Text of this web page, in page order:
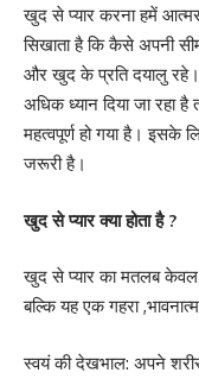
खुद से प्यार करना हमें
सिखाता है कि कैसे अपनी
और खुद के प्रति दयालु रहे।
अधिक ध्यान दिया जा रहा
महत्वपूर्ण हो गया है। इसके
जरूरी है।
खुद से प्यार क्या होता है ?
खुद से प्यार का मतलब
बल्कि यह एक गहरा
स्वयं की देखभाल: अपने